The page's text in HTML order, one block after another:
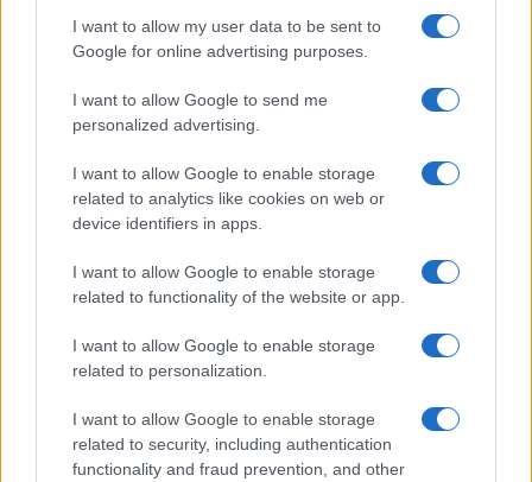
I want to allow my user data to be sent to
Google for online advertising purposes.
I want to allow Google to send me
personalized advertising.
I want to allow Google to enable storage
related to analytics like cookies on web or
device identifiers in apps.
I want to allow Google to enable storage
related to functionality of the website or app.
I want to allow Google to enable storage
related to personalization.
I want to allow Google to enable storage
related to security, including authentication
functionality and fraud prevention, and other
Sportmagazine: notizie, approfondimenti e classifiche su
calcio, basket, tennis, ciclismo, motori, Formula 1,
MotoGP e Olimpiadi. Le ultime news dalle competizioni
interviste ai protagonisti e i risultati in tempo reale di tutte
le discipline che fanno emozionare gli appassionati di
Calcio
Tennis